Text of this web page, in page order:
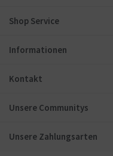
Shop Service
Informationen
Kontakt
Unsere Communitys
Unsere Zahlungsarten